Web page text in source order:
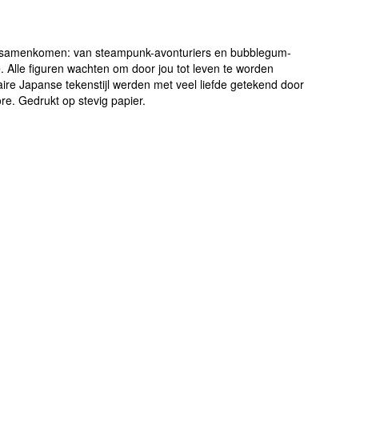
van steampunk-avonturiers en bubblegum-
figuren wachten om door jou tot leven te worden
Japanse tekenstijl werden met veel liefde getekend door
Gedrukt op stevig papier.